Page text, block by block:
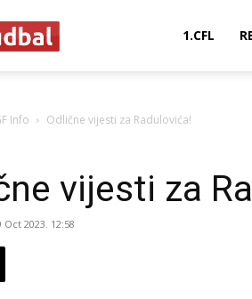
1.CFL
Info Odlične vijesti za Radulovića!
vijesti za
Oct 2023. 12:58